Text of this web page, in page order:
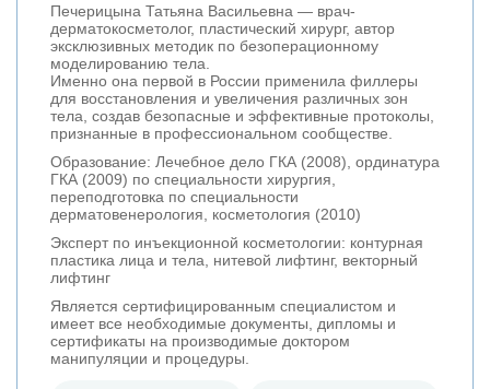
Печерицына Татьяна Васильевна — врач-
дерматокосметолог, пластический хирург, автор
эксклюзивных методик по безоперационному
моделированию тела.
Именно она первой в России применила филлеры
для восстановления и увеличения различных зон
тела, создав безопасные и эффективные протоколы,
признанные в профессиональном сообществе.
Образование: Лечебное дело ГКА (2008), ординатура
ГКА (2009) по специальности хирургия,
переподготовка по специальности
дерматовенерология, косметология (2010)
Эксперт по инъекционной косметологии: контурная
пластика лица и тела, нитевой лифтинг, векторный
лифтинг
Является сертифицированным специалистом и
имеет все необходимые документы, дипломы и
сертификаты на производимые доктором
манипуляции и процедуры.